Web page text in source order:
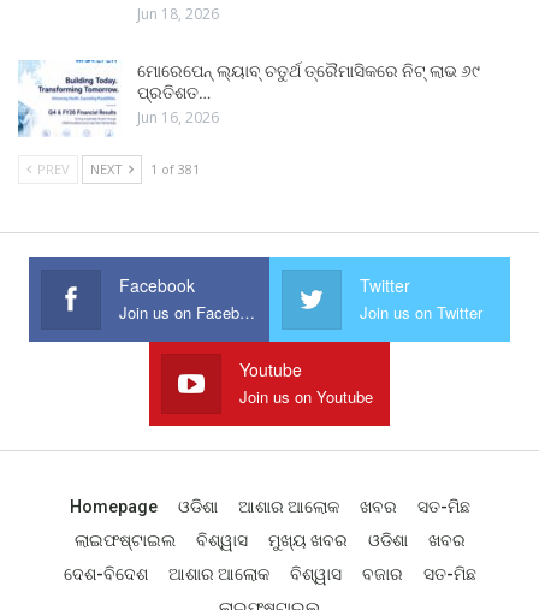
Jun 18, 2026
ମୋରେପେନ୍ ଲ୍ୟାବ୍ ଚତୁର୍ଥ ତ୍ରୈମାସିକରେ ନିଟ୍ ଲାଭ ୬୯
ପ୍ରତିଶତ…
Jun 16, 2026
PREV NEXT 1 of 381
Facebook
Join us on Facebook
Twitter
Join us on Twitter
Youtube
Join us on Youtube
Homepage ଓଡିଶା ଆଶାର ଆଲୋକ ଖବର
ସତ-ମିଛ
ଲାଇଫଷ୍ଟାଇଲ
ବିଶ୍ୱାସ ମୁଖ୍ୟ ଖବର ଓଡିଶା
ଖବର
ଦେଶ-ବିଦେଶ
ଆଶାର ଆଲୋକ ବିଶ୍ୱାସ ବଜାର
ସତ-ମିଛ